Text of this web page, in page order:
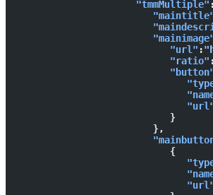
                     "tmmMultiple"
                           "url"
:
                           "ratio"
:
                           }
                        },
                           {